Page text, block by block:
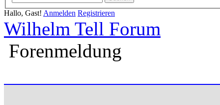
Hallo, Gast! Anmelden Registrieren
Wilhelm Tell Forum
Forenmeldung